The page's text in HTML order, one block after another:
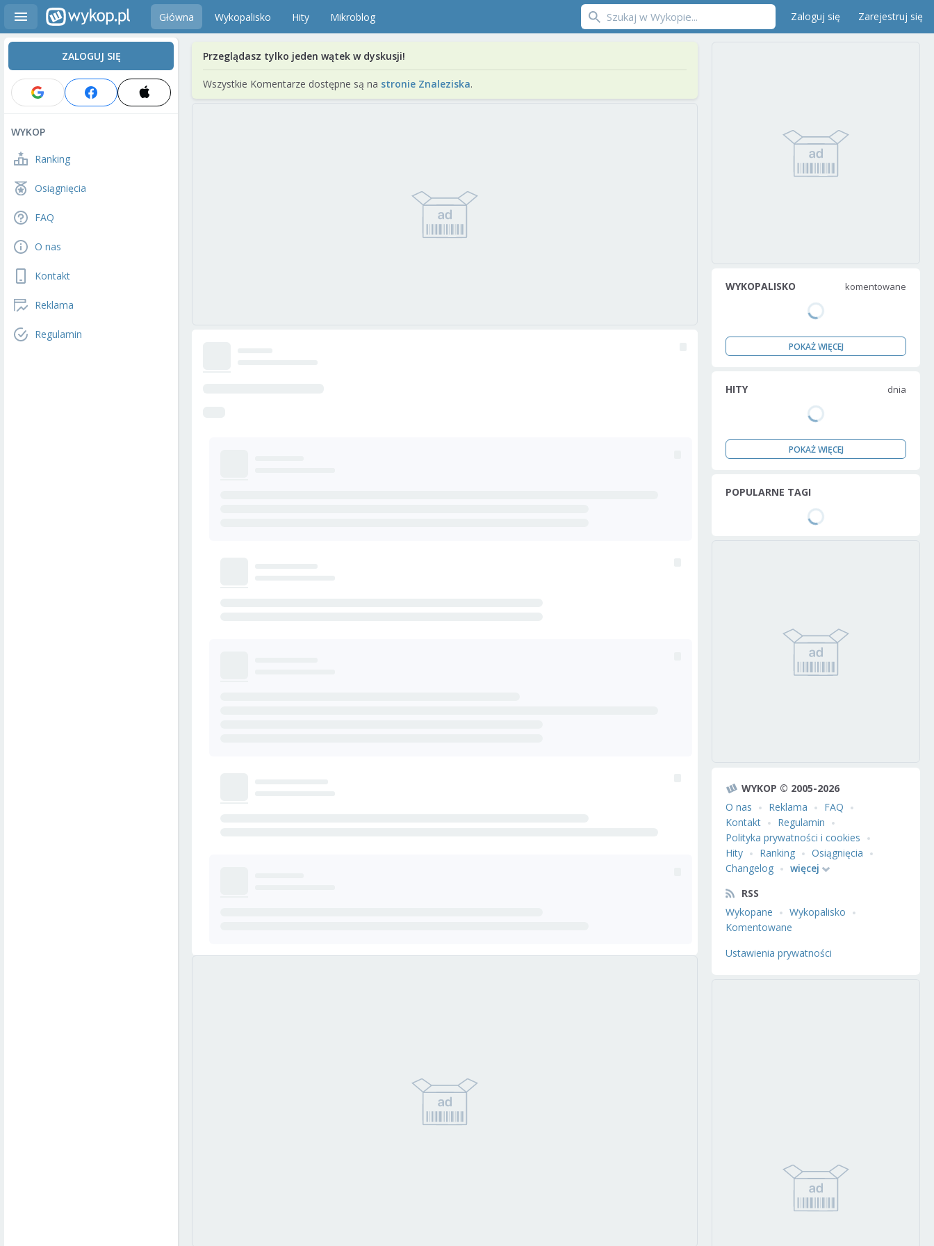
Główna Wykopalisko Hity Mikroblog Zaloguj się Zarejestruj się
ZALOGUJ SIĘ
WYKOP
Ranking
Osiągnięcia
FAQ
O nas
Kontakt
Reklama
Regulamin
Przeglądasz tylko jeden wątek w dyskusji!
Wszystkie Komentarze dostępne są na stronie Znaleziska.
WYKOPALISKO komentowane
POKAŻ WIĘCEJ
HITY dnia
POKAŻ WIĘCEJ
POPULARNE TAGI
WYKOP © 2005-2026
O nas
Reklama
FAQ
Kontakt
Regulamin
Polityka prywatności i cookies
Hity
Ranking
Osiągnięcia
Changelog
więcej
RSS
Wykopane
Wykopalisko
Komentowane
Ustawienia prywatności